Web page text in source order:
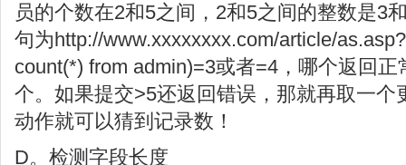
员的个数在2和5之间，2和5之间的整数是3
句为http://www.xxxxxxxx.com/article/
count(*) from admin)=3或者=4，哪个返回
个。如果提交>5还返回错误，那就再取一个
动作就可以猜到记录数！
D。检测字段长度